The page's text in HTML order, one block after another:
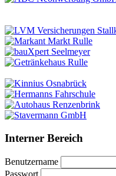
Interner Bereich
Benutzername
Passwort